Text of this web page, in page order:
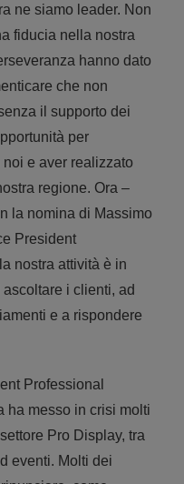
ne siamo leader. Non
fiducia nella nostra
hanno dato
che non
il supporto dei
per
e aver realizzato
regione. Ora –
la nomina di Massimo
President
nostra attività è in
i clienti, ad
e a rispondere
Professional
ha messo in crisi molti
Pro Display, tra
eventi. Molti dei